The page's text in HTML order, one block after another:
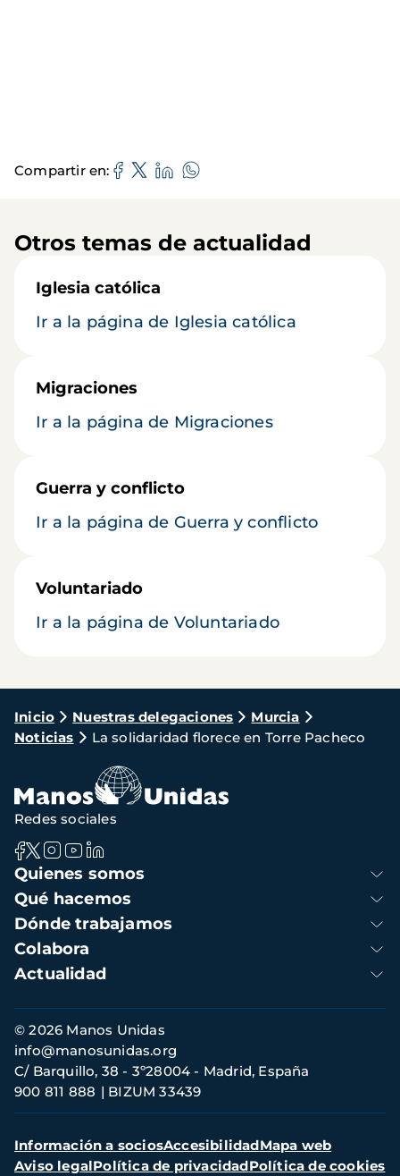
Compartir en
Otros temas de actualidad
Iglesia católica
Ir a la página de Iglesia católica
Migraciones
Ir a la página de Migraciones
Guerra y conflicto
Ir a la página de Guerra y conflicto
Voluntariado
Ir a la página de Voluntariado
Ruta
de
navegación
Inicio Nuestras delegaciones
Murcia
Noticias
La solidaridad florece en Torre Pacheco
Navegación
principal
Quienes somos
Qué hacemos
Dónde trabajamos
Colabora
Actualidad
Redes sociales
Información
de
contacto
© 2026 Manos Unidas
C/ Barquillo, 38 - 3º28004 - Madrid, España
900 811 888
BIZUM 33439
info@manosunidas.org
Menú
secundario
Información a sociosAccesibilidadMapa web
Aviso legalPolítica de privacidadPolítica de cookies